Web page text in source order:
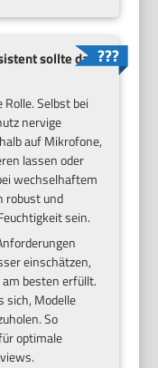
sollte das
Selbst bei
nervige
auf Mikrofone,
lassen oder
wechselhaftem
robust und
sein.
einschätzen,
besten erfüllt.
sich, Modelle
So
optimale